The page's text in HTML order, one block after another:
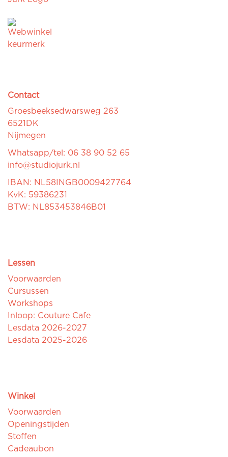
Contact
Groesbeeksedwarsweg 263
6521DK
Nijmegen
Whatsapp/tel: 06 38 90 52 65
info@studiojurk.nl
IBAN: NL58INGB0009427764
KvK: 59386231
BTW: NL853453846B01
Lessen
Voorwaarden
Cursussen
Workshops
Inloop: Couture Cafe
Lesdata 2026-2027
Lesdata 2025-2026
Winkel
Voorwaarden
Openingstijden
Stoffen
Cadeaubon